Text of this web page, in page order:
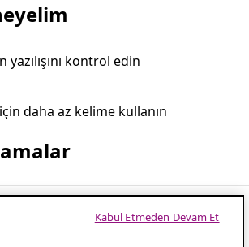
yazılışını kontrol edin
daha az kelime kullanın
Kabul Etmeden Devam Et